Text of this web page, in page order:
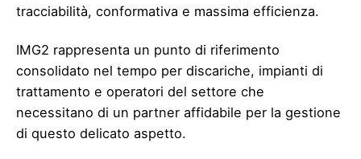
tracciabilità, conformativa e massima efficienza.
IMG2 rappresenta un punto di riferimento
consolidato nel tempo per discariche, impianti di
trattamento e operatori del settore che
necessitano di un partner affidabile per la gestione
di questo delicato aspetto.